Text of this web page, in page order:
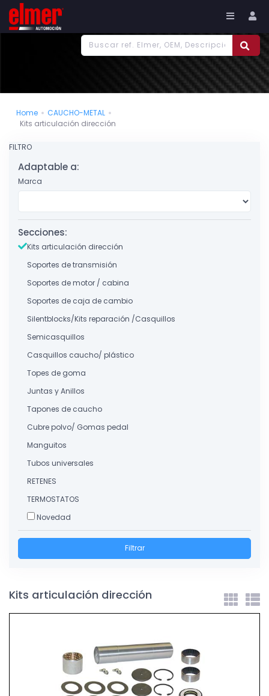
Home
CAUCHO-METAL
Kits articulación dirección
FILTRO
Adaptable a:
Marca
Secciones:
Kits articulación dirección
Soportes de transmisión
Soportes de motor / cabina
Soportes de caja de cambio
Silentblocks/Kits reparación /Casquillos
Semicasquillos
Casquillos caucho/ plástico
Topes de goma
Juntas y Anillos
Tapones de caucho
Cubre polvo/ Gomas pedal
Manguitos
Tubos universales
RETENES
TERMOSTATOS
Novedad
Filtrar
Kits articulación dirección